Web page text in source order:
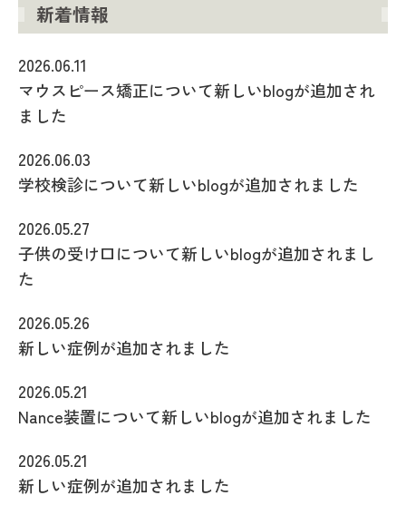
新着情報
2026.06.11
マウスピース矯正について新しいblogが追加され
ました
2026.06.03
学校検診について新しいblogが追加されました
2026.05.27
子供の受け口について新しいblogが追加されまし
た
2026.05.26
新しい症例が追加されました
2026.05.21
Nance装置について新しいblogが追加されました
2026.05.21
新しい症例が追加されました